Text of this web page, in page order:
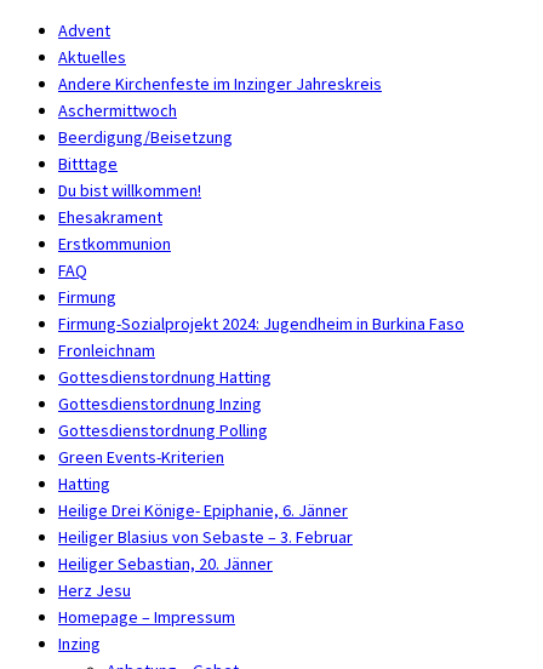
Advent
Aktuelles
Andere Kirchenfeste im Inzinger Jahreskreis
Aschermittwoch
Beerdigung/Beisetzung
Bitttage
Du bist willkommen!
Ehesakrament
Erstkommunion
FAQ
Firmung
Firmung-Sozialprojekt 2024: Jugendheim in Burkina Faso
Fronleichnam
Gottesdienstordnung Hatting
Gottesdienstordnung Inzing
Gottesdienstordnung Polling
Green Events-Kriterien
Hatting
Heilige Drei Könige- Epiphanie, 6. Jänner
Heiliger Blasius von Sebaste – 3. Februar
Heiliger Sebastian, 20. Jänner
Herz Jesu
Homepage – Impressum
Inzing